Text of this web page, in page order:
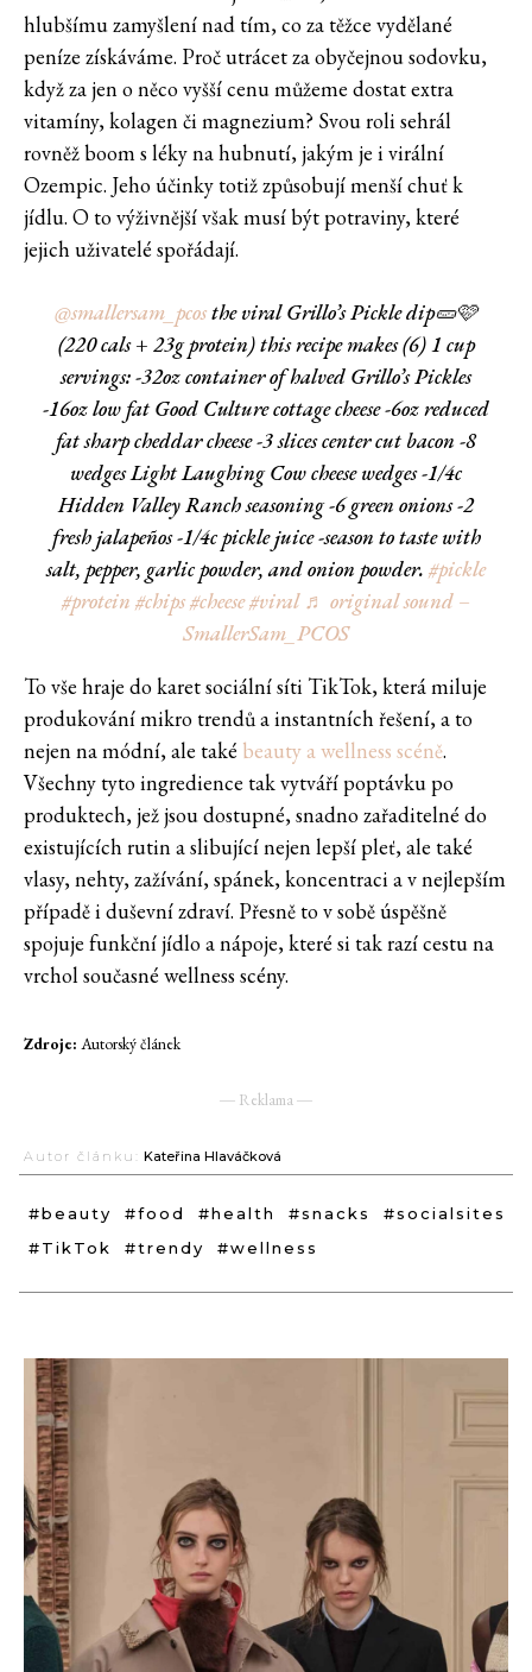
hlubšímu zamyšlení nad tím, co za těžce vydělané
peníze získáváme. Proč utrácet za obyčejnou sodovku,
když za jen o něco vyšší cenu můžeme dostat extra
vitamíny, kolagen či magnezium? Svou roli sehrál
rovněž boom s léky na hubnutí, jakým je i virální
Ozempic. Jeho účinky totiž způsobují menší chuť k
jídlu. O to výživnější však musí být potraviny, které
jejich uživatelé spořádají.
@smallersam_pcosthe viral Grillo’s Pickle dip🥒🩷
(220 cals + 23g protein) this recipe makes (6) 1 cup
servings: -32oz container of halved Grillo’s Pickles
-16oz low fat Good Culture cottage cheese -6oz reduced
fat sharp cheddar cheese -3 slices center cut bacon -8
wedges Light Laughing Cow cheese wedges -1/4c
Hidden Valley Ranch seasoning -6 green onions -2
fresh jalapeños -1/4c pickle juice -season to taste with
salt, pepper, garlic powder, and onion powder. #pickle
#protein #chips#cheese#viral ♬ original sound –
SmallerSam_PCOS
To vše hraje do karet sociální síti TikTok, která miluje
produkování mikro trendů a instantních řešení, a to
nejen na módní, ale také beauty a wellness scéně.
Všechny tyto ingredience tak vytváří poptávku po
produktech, jež jsou dostupné, snadno zařaditelné do
existujících rutin a slibující nejen lepší pleť, ale také
vlasy, nehty, zažívání, spánek, koncentraci a v nejlepším
případě i duševní zdraví. Přesně to v sobě úspěšně
spojuje funkční jídlo a nápoje, které si tak razí cestu na
vrchol současné wellness scény.
Zdroje: Autorský článek
― Reklama ―
Autor článku: Kateřina Hlaváčková
#beauty #food #health #snacks
#socialsites
#TikTok
#trendy #wellness